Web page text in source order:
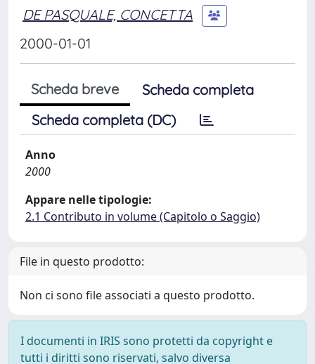
DE PASQUALE, CONCETTA
2000-01-01
Scheda breve
Scheda completa
Scheda completa (DC)
Anno
2000
Appare nelle tipologie:
2.1 Contributo in volume (Capitolo o Saggio)
File in questo prodotto:
Non ci sono file associati a questo prodotto.
I documenti in IRIS sono protetti da copyright e
tutti i diritti sono riservati, salvo diversa